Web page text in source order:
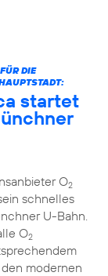
DIE
startet
O2
schnelles
U-Bahn.
O2
modernen